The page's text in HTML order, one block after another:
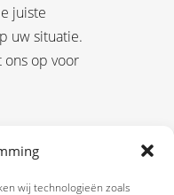
wij technologieën zoals
juiste
uw situatie.
ons op voor